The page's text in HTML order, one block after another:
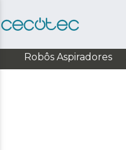
Robôs Aspiradores